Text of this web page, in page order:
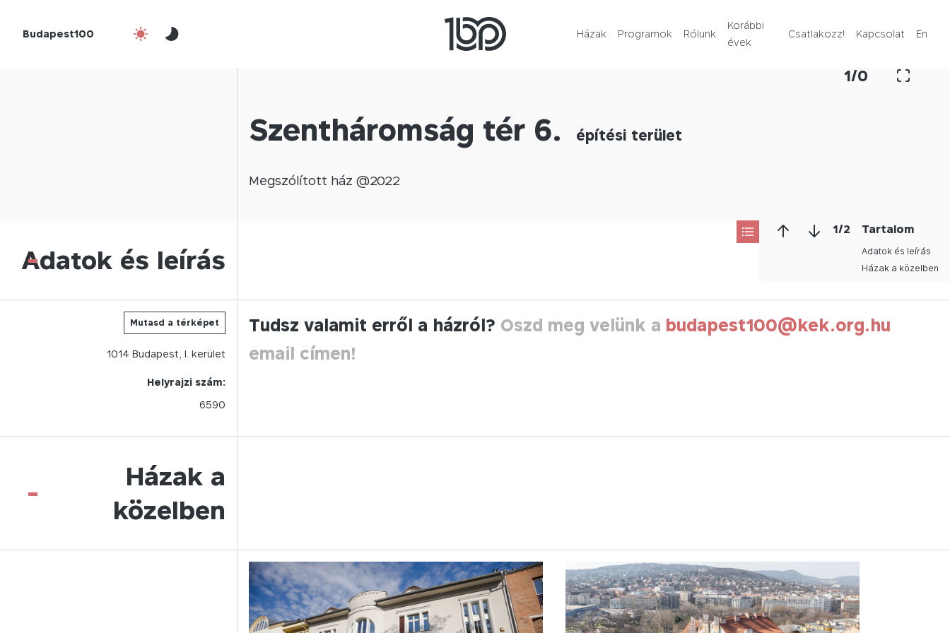
Budapest100 Házak Programok Rólunk
Korábbi
évek
Csatlakozz! Kapcsolat En
1/0
Szentháromság tér 6. építési terület
Megszólított ház @2022
1/2 Tartalom
Adatok és leírás
Házak a közelben
Adatok és leírás
-
Mutasd a térképet
1014 Budapest, I. kerület
Helyrajzi szám:
6590
Tudsz valamit erről a házról? Oszd meg velünk a budapest100@kek.org.hu
email címen!
Házak a
közelben
-